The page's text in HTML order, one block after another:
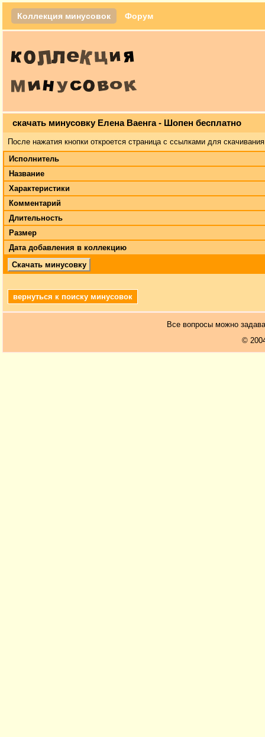
Коллекция минусовок Форум
скачать минусовку Елена Ваенга - Шопен бесплатно
После нажатия кнопки откроется страница с ссылками для
Исполнитель
Название
Характеристики
Комментарий
Длительность
Размер
Дата добавления в коллекцию
Скачать минусовку
вернуться к поиску минусовок
Все вопросы можно
©